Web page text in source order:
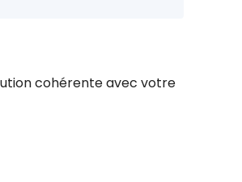
cohérente avec votre